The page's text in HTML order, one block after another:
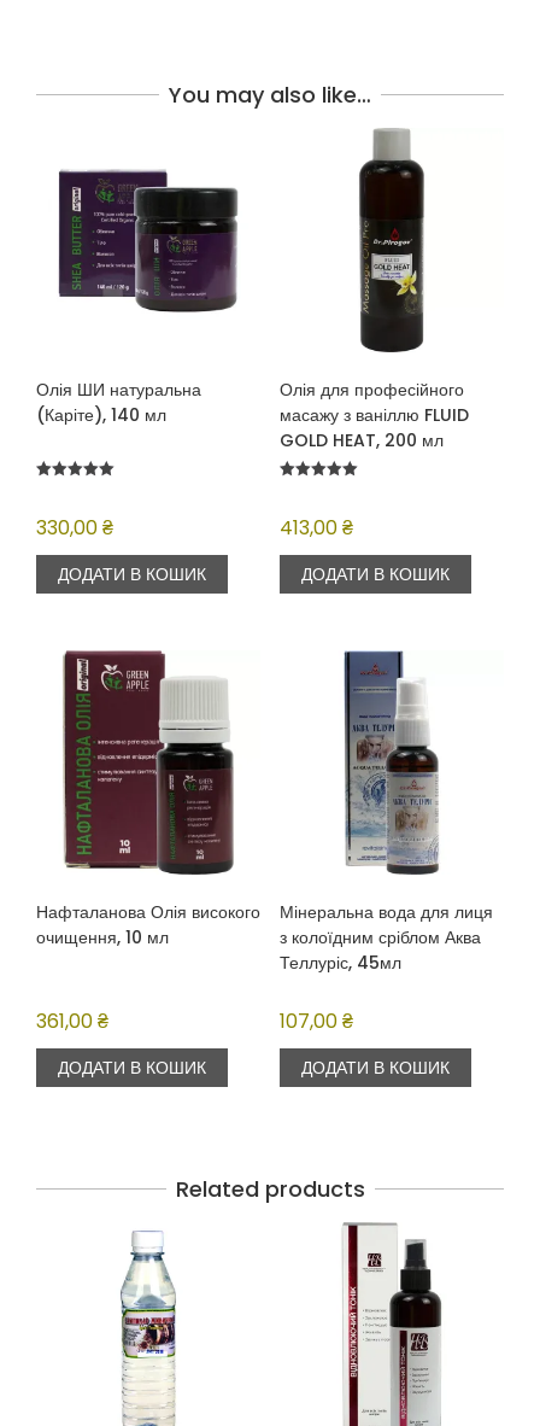
You may also like…
Олія ШИ натуральна
(Каріте), 140 мл
з 5
330,00₴
ДОДАТИ В КОШИК
Олія для професійного
масажу з ваніллю FLUID
GOLD HEAT, 200 мл
з 5
413,00₴
ДОДАТИ В КОШИК
Нафталанова Олія високого
очищення, 10 мл
361,00₴
ДОДАТИ В КОШИК
Мінеральна вода для лиця
з колоїдним сріблом Аква
Теллуріс, 45мл
107,00₴
ДОДАТИ В КОШИК
Related products